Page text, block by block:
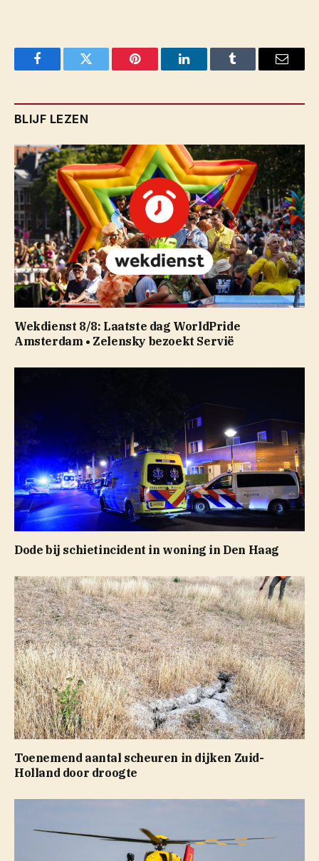
FacebookTwitter Pinterest LinkedInTumblr Email
BLIJF LEZEN
Wekdienst 8/8: Laatste dag WorldPride
Amsterdam • Zelensky bezoekt Servië
Dode bij schietincident in woning in Den Haag
Toenemend aantal scheuren in dijken Zuid-
Holland door droogte